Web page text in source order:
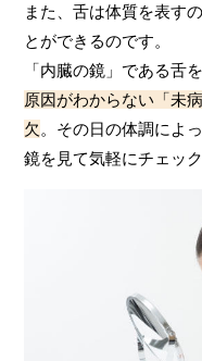
また、舌は体質を表すの
とができるのです。
「内臓の鏡」である舌
原因がわからない「未
欠 。その日の体調によ
鏡を見て気軽にチェッ